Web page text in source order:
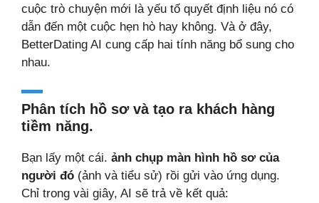
cuộc trò chuyện mới là yếu tố quyết định liệu nó có
dẫn đến một cuộc hẹn hò hay không. Và ở đây,
BetterDating AI cung cấp hai tính năng bổ sung cho
nhau.
Phân tích hồ sơ và tạo ra khách hàng
tiềm năng.
Bạn lấy một cái. ảnh chụp màn hình hồ sơ của
người đó (ảnh và tiểu sử) rồi gửi vào ứng dụng.
Chỉ trong vài giây, AI sẽ trả về kết quả: